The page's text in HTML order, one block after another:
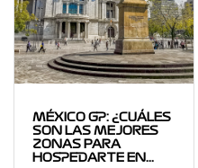
MÉXICO GP: ¿CUÁLES
SON LAS MEJORES
ZONAS PARA
HOSPEDARTE EN…